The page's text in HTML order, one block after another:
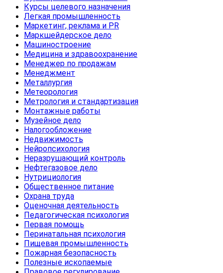
Курсы целевого назначения
Легкая промышленность
Маркетинг, реклама и PR
Маркшейдерское дело
Машиностроение
Медицина и здравоохранение
Менеджер по продажам
Менеджмент
Металлургия
Метеорология
Метрология и стандартизация
Монтажные работы
Музейное дело
Налогообложение
Недвижимость
Нейропсихология
Неразрушающий контроль
Нефтегазовое дело
Нутрициология
Общественное питание
Охрана труда
Оценочная деятельность
Педагогическая психология
Первая помощь
Перинатальная психология
Пищевая промышленность
Пожарная безопасность
Полезные ископаемые